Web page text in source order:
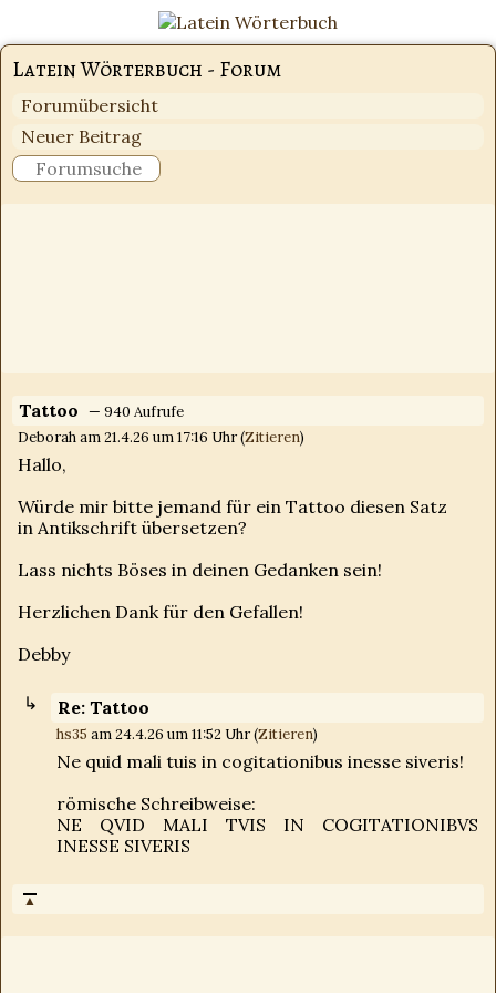
Latein Wörterbuch - Forum
Forumübersicht
Neuer Beitrag
Tattoo — 940 Aufrufe
Deborah am 21.4.26 um 17:16 Uhr (Zitieren)
Hallo,
Würde mir bitte jemand für ein Tattoo diesen Satz
in Antikschrift übersetzen?
Lass nichts Böses in deinen Gedanken sein!
Herzlichen Dank für den Gefallen!
Debby
Re: Tattoo
hs35 am 24.4.26 um 11:52 Uhr (Zitieren)
Ne quid mali tuis in cogitationibus inesse siveris!
römische Schreibweise:
NE QVID MALI TVIS IN COGITATIONIBVS
INESSE SIVERIS
▲